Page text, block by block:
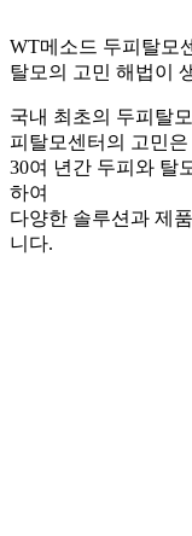
WT메소드 두피탈모
탈모의 고민 해법이
국내 최초의 두피탈
피탈모센터의 고민은
30여 년간 두피와 탈
하여
다양한 솔루션과 제
니다.